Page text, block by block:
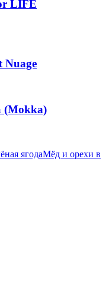
LIFE
Nuage
(Mokka)
ягодаМёд и орехи в